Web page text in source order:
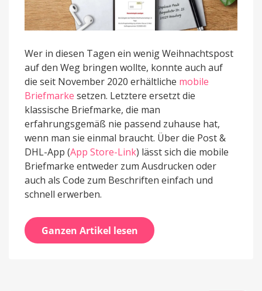
Wer in diesen Tagen ein wenig Weihnachtspost
auf den Weg bringen wollte, konnte auch auf
die seit November 2020 erhältliche mobile
Briefmarke setzen. Letztere ersetzt die
klassische Briefmarke, die man
erfahrungsgemäß nie passend zuhause hat,
wenn man sie einmal braucht. Über die Post &
DHL-App (App Store-Link) lässt sich die mobile
Briefmarke entweder zum Ausdrucken oder
auch als Code zum Beschriften einfach und
schnell erwerben.
Ganzen Artikel lesen